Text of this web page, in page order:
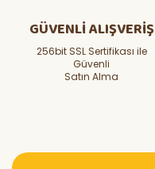
GÜVENLİ ALIŞVERİŞ
256bit SSL Sertifikası ile
Güvenli
Satın Alma